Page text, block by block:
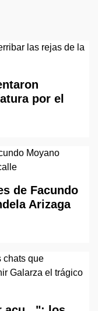
por el
de Facundo
Arizaga